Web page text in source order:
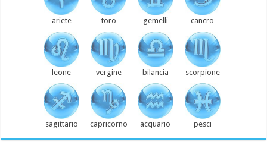
ariete toro gemelli cancro
leone vergine bilancia scorpione
sagittario capricorno acquario pesci